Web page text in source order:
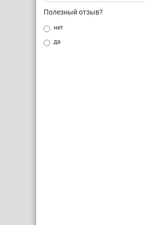
Полезный отзыв?
нет
да